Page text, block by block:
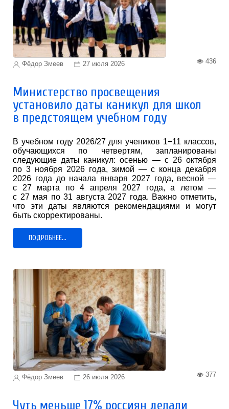
Фёдор Змеев 27 июля 2026 436
Министерство просвещения
установило даты каникул для школ
в предстоящем учебном году
В учебном году 2026/27 для учеников 1−11 классов,
обучающихся по четвертям, запланированы
следующие даты каникул: осенью — с 26 октября
по 3 ноября 2026 года, зимой — с конца декабря
2026 года до начала января 2027 года, весной —
с 27 марта по 4 апреля 2027 года, а летом —
с 27 мая по 31 августа 2027 года. Важно отметить,
что эти даты являются рекомендациями и могут
быть скорректированы.
ПОДРОБНЕЕ...
Фёдор Змеев 26 июля 2026 377
Чуть меньше 17% россиян делали